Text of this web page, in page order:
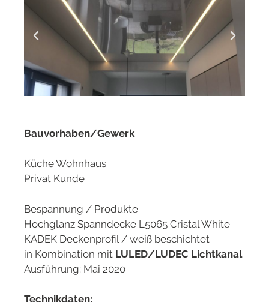
Bauvorhaben/Gewerk
Küche Wohnhaus
Privat Kunde
Bespannung / Produkte
Hochglanz Spanndecke L5065 Cristal White
KADEK Deckenprofil / weiß beschichtet
in Kombination mit LULED/LUDEC Lichtkanal
Ausführung: Mai 2020
Technikdaten: